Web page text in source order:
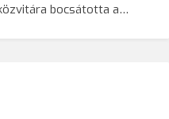
bocsátotta a…